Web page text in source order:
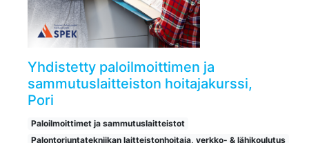
Yhdistetty paloilmoittimen ja
sammutuslaitteiston hoitajakurssi,
Pori
Paloilmoittimet ja sammutuslaitteistot
Palontorjuntatekniikan laitteistonhoitaja, verkko- & lähikoulutus